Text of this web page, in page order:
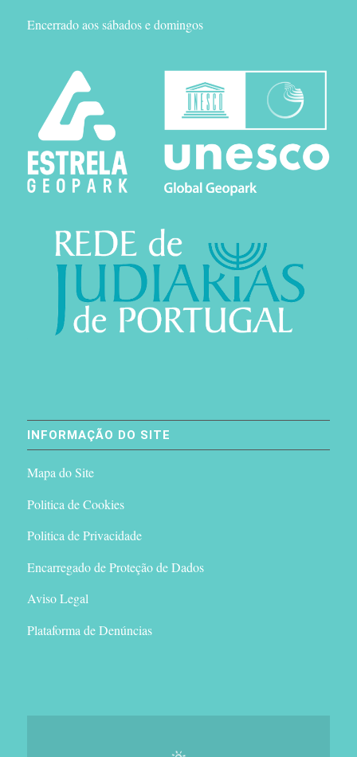
Encerrado aos sábados e domingos
INFORMAÇÃO DO SITE
Mapa do Site
Politica de Cookies
Politica de Privacidade
Encarregado de Proteção de Dados
Aviso Legal
Plataforma de Denúncias